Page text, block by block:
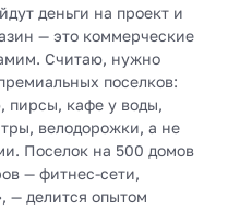
деньги на проект и
— это коммерческие
Считаю, нужно
поселков:
пирсы, кафе у воды,
велодорожки, а не
Поселок на 500 домов
— фитнес-сети,
— делится опытом